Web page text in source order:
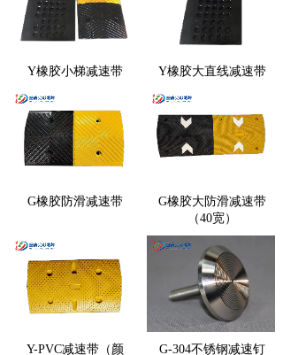
Y橡胶小梯减速带 Y橡胶大直线减速带
G橡胶防滑减速带
G橡胶大防滑减速带
（40宽）
Y-PVC减速带（颜
G-304不锈钢减速钉